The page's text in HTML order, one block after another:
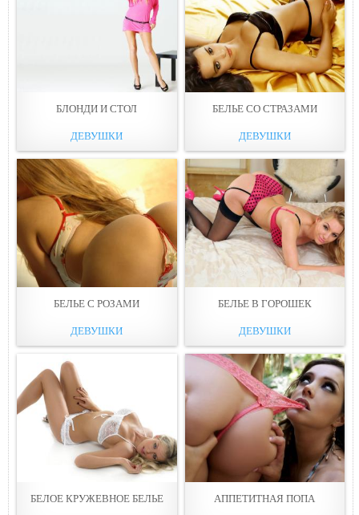
БЛОНДИ И СТОЛ
ДЕВУШКИ
БЕЛЬЕ СО СТРАЗАМИ
ДЕВУШКИ
БЕЛЬЕ С РОЗАМИ
ДЕВУШКИ
БЕЛЬЕ В ГОРОШЕК
ДЕВУШКИ
БЕЛОЕ КРУЖЕВНОЕ БЕЛЬЕ АППЕТИТНАЯ ПОПА